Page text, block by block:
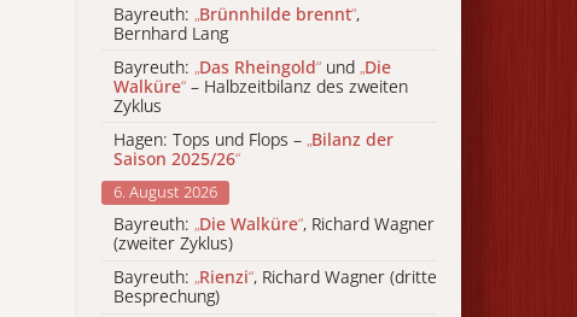
Bayreuth: „Brünnhilde brennt“,
Bernhard Lang
Bayreuth: „Das Rheingold“ und „Die
Walküre“ – Halbzeitbilanz des zweiten
Zyklus
Hagen: Tops und Flops – „Bilanz der
Saison 2025/26“
6. August 2026
Bayreuth: „Die Walküre“, Richard Wagner
(zweiter Zyklus)
Bayreuth: „Rienzi“, Richard Wagner (dritte
Besprechung)